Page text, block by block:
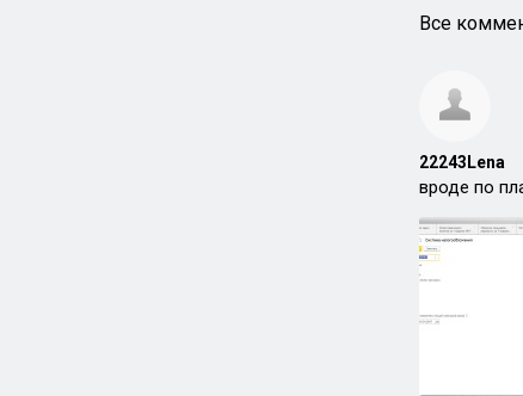
Все
22243Lena
вроде по